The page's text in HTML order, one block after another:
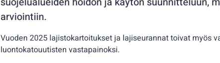
arviointiin.
Vuoden 2025 lajistokartoitukset ja lajiseurannat toivat myös
luontokatouutisten vastapainoksi.